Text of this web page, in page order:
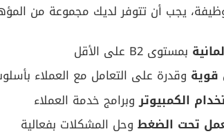
يجب أن تتوفر لديك مجموعة من
بمستوى B2 على الأقل
قوية وقدرة على التعامل مع العملاء
الكمبيوتروبرامج خدمة العملاء
تحت الضغط وحل المشكلات بفعالية